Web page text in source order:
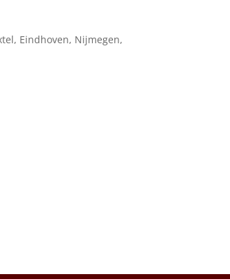
Eindhoven, Nijmegen,